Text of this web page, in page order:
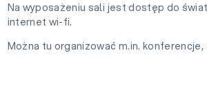
Na wyposażeniu sali jest dostęp do
internet wi-fi.
Można tu organizować m.in.